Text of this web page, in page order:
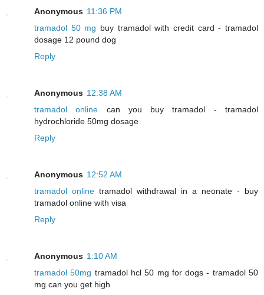
Anonymous 11:36 PM
tramadol 50 mg buy tramadol with credit card - tramadol
dosage 12 pound dog
Reply
Anonymous 12:38 AM
tramadol online can you buy tramadol - tramadol
hydrochloride 50mg dosage
Reply
Anonymous 12:52 AM
tramadol online tramadol withdrawal in a neonate - buy
tramadol online with visa
Reply
Anonymous 1:10 AM
tramadol 50mg tramadol hcl 50 mg for dogs - tramadol 50
mg can you get high